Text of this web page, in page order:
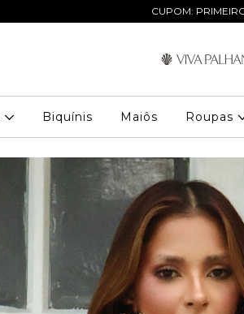
CUPOM:
Biquínis Maiôs Roupas